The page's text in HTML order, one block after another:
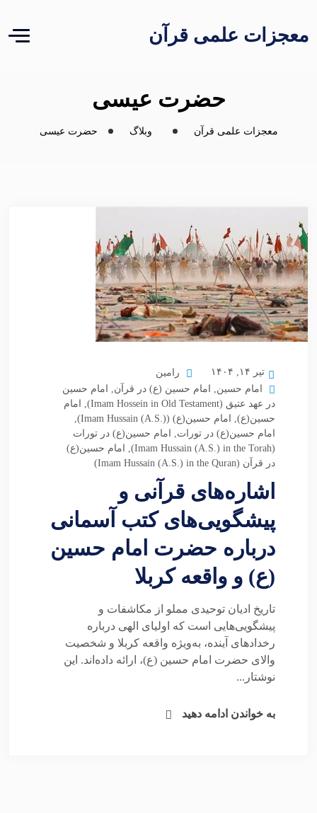
معجزات علمی قرآن
حضرت عیسی
معجزات علمی قرآن وبلاگ حضرت عیسی
تیر ۱۴, ۱۴۰۴
رامین
امام حسین, امام حسین (ع) در قرآن,
امام حسین
در عهد عتیق (Imam Hossein in Old Testament)
,
امام
حسین(ع), امام حسین(ع) (Imam Hussain (A.S.))
,
امام حسین(ع) در تورات,
امام حسین(ع) در تورات
(Imam Hussain (A.S.) in the Torah)
,
امام حسین(ع)
در قرآن (Imam Hussain (A.S.) in the Quran)
اشاره‌های قرآنی و
پیشگویی‌های کتب آسمانی
درباره حضرت امام حسین
(ع) و واقعه کربلا
تاریخ ادیان توحیدی مملو از مکاشفات و
پیشگویی‌هایی است که اولیای الهی درباره
رخدادهای آینده، به‌ویژه واقعه کربلا و شخصیت
والای حضرت امام حسین (ع)، ارائه داده‌اند. این
نوشتار...
به خواندن ادامه دهید